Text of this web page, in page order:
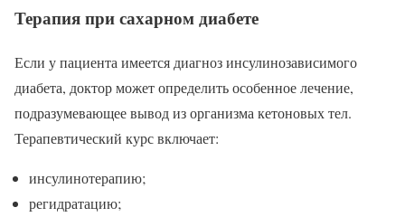
Терапия при сахарном диабете
Если у пациента имеется диагноз инсулинозависимого
диабета, доктор может определить особенное лечение,
подразумевающее вывод из организма кетоновых тел.
Терапевтический курс включает:
инсулинотерапию;
регидратацию;